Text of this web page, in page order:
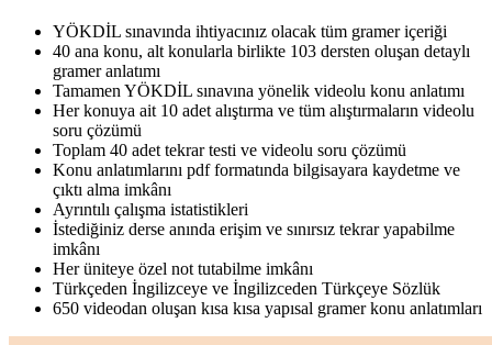
YÖKDİL sınavında ihtiyacınız olacak tüm gramer içeriği
40 ana konu, alt konularla birlikte 103 dersten oluşan detaylı
gramer anlatımı
Tamamen YÖKDİL sınavına yönelik videolu konu anlatımı
Her konuya ait 10 adet alıştırma ve tüm alıştırmaların videolu
soru çözümü
Toplam 40 adet tekrar testi ve videolu soru çözümü
Konu anlatımlarını pdf formatında bilgisayara kaydetme ve
çıktı alma imkânı
Ayrıntılı çalışma istatistikleri
İstediğiniz derse anında erişim ve sınırsız tekrar yapabilme
imkânı
Her üniteye özel not tutabilme imkânı
Türkçeden İngilizceye ve İngilizceden Türkçeye Sözlük
650 videodan oluşan kısa kısa yapısal gramer konu anlatımları